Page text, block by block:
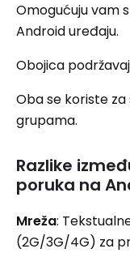
Omogućuju vam
Android uređaju.
Obojica
Oba se koriste
grupama.
Razlike
poruka na
Mreža:
(2G/3G/4G) za